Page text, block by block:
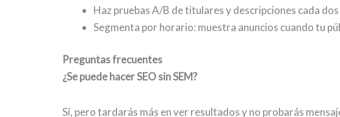
Haz pruebas A/B de titulares y descripciones cada dos
Segmenta por horario: muestra anuncios cuando tu
Preguntas frecuentes
¿Se puede hacer SEO sin SEM?
Sí, pero tardarás más en ver resultados y no probarás